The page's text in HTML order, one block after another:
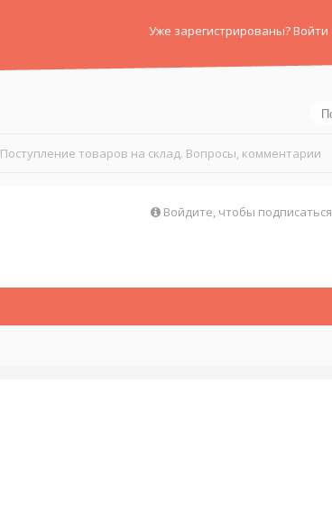
Уже зарегистрированы? Войти
Поступление товаров на склад. Вопросы, комментарии
Войдите, чтобы подписаться